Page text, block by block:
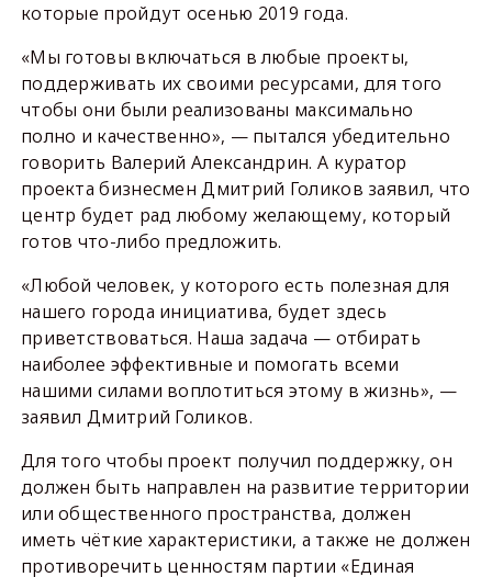
которые пройдут осенью 2019 года.
«Мы готовы включаться в любые проекты,
поддерживать их своими ресурсами, для того
чтобы они были реализованы максимально
полно и качественно», — пытался убедительно
говорить Валерий Александрин. А куратор
проекта бизнесмен Дмитрий Голиков заявил, что
центр будет рад любому желающему, который
готов что-либо предложить.
«Любой человек, у которого есть полезная для
нашего города инициатива, будет здесь
приветствоваться. Наша задача — отбирать
наиболее эффективные и помогать всеми
нашими силами воплотиться этому в жизнь», —
заявил Дмитрий Голиков.
Для того чтобы проект получил поддержку, он
должен быть направлен на развитие территории
или общественного пространства, должен
иметь чёткие характеристики, а также не должен
противоречить ценностям партии «Единая